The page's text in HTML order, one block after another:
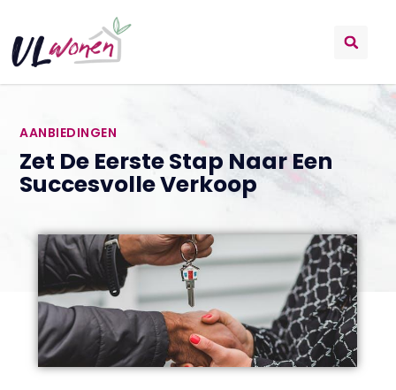
AANBIEDINGEN
Zet De Eerste Stap Naar Een
Succesvolle Verkoop